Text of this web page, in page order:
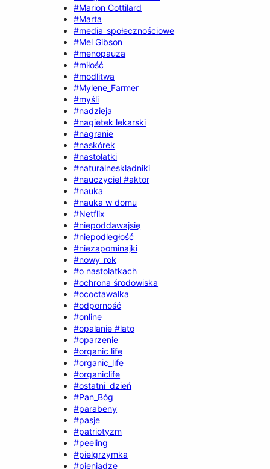
#Marion Cottilard
#Marta
#media_społecznościowe
#Mel Gibson
#menopauza
#miłość
#modlitwa
#Mylene_Farmer
#myśli
#nadzieja
#nagietek lekarski
#nagranie
#naskórek
#nastolatki
#naturalneskladniki
#nauczyciel #aktor
#nauka
#nauka w domu
#Netflix
#niepoddawajsię
#niepodległość
#niezapominajki
#nowy_rok
#o nastolatkach
#ochrona środowiska
#ococtawalka
#odporność
#online
#opalanie #lato
#oparzenie
#organic life
#organic_life
#organiclife
#ostatni_dzień
#Pan_Bóg
#parabeny
#pasje
#patriotyzm
#peeling
#pielgrzymka
#pieniądze